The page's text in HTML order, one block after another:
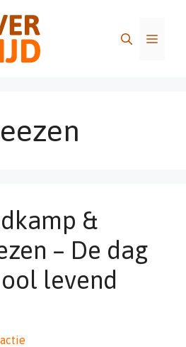
Menu
&
– De dag
levend